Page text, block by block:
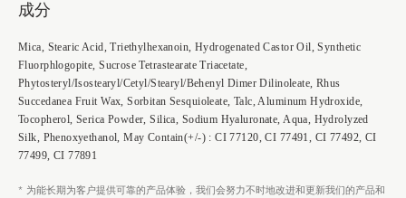
成分
Mica, Stearic Acid, Triethylhexanoin, Hydrogenated Castor Oil, Synthetic
Fluorphlogopite, Sucrose Tetrastearate Triacetate,
Phytosteryl/Isostearyl/Cetyl/Stearyl/Behenyl Dimer Dilinoleate, Rhus
Succedanea Fruit Wax, Sorbitan Sesquioleate, Talc, Aluminum Hydroxide,
Tocopherol, Serica Powder, Silica, Sodium Hyaluronate, Aqua, Hydrolyzed
Silk, Phenoxyethanol, May Contain(+/-) : CI 77120, CI 77491, CI 77492, CI
77499, CI 77891
* 为能长期为客户提供可靠的产品体验，我们会努力不时地改进和更新我们的产品和